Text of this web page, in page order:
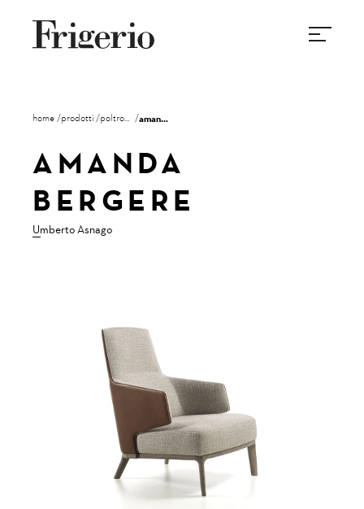
home prodotti poltrone amanda bergere
AMANDA
BERGERE
Umberto Asnago